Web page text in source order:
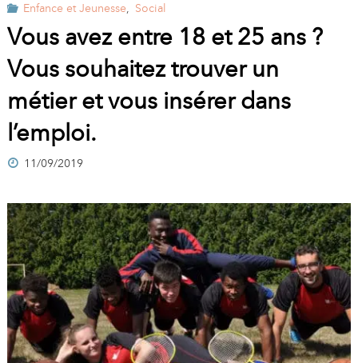
EL
LA
M
Enfance et Jeunesse, Social
Vous avez entre 18 et 25 ans ?
Vous souhaitez trouver un
métier et vous insérer dans
l’emploi.
11/09/2019